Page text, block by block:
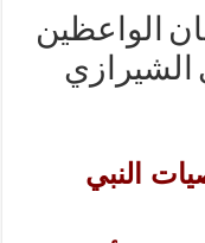
– 61 لسلطان الواعظين
الشيرازي
النبي